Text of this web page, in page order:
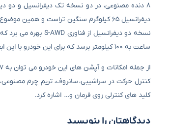
ساعت به ۱۰۰ کیلومتر برسد که برای این خودرو با این ابعاد و وزن بسیار مناسب است.
کلید های کنترلی روی فرمان و… اشاره کرد.
دیدگاهتان را بنویسید